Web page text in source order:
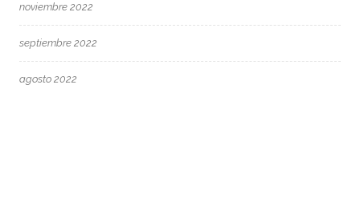
noviembre 2022
septiembre 2022
agosto 2022